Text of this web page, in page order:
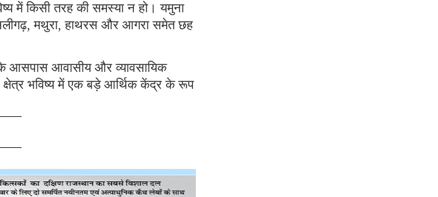
में किसी तरह की समस्या न हो। यमुना
मथुरा, हाथरस और आगरा समेत छह
आसपास आवासीय और व्यावसायिक
क्षेत्र भविष्य में एक बड़े आर्थिक केंद्र के रूप